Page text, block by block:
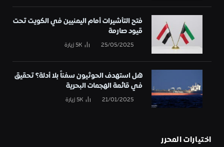
فتح التأشيرات أمام اليمنيين في الكويت تحت
قيود صارمة
25/05/2025
5Kزيارة
هل استهدف الحوثيون سفناً بلا أدلة؟ تحقيق
في قائمة الهجمات البحرية
21/01/2025
5Kزيارة
اختيارات المحرر